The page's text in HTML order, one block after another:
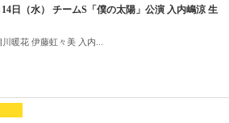
14日（水） チームS「僕の太陽」公演 入内嶋涼 生
暖花 伊藤虹々美 入内...